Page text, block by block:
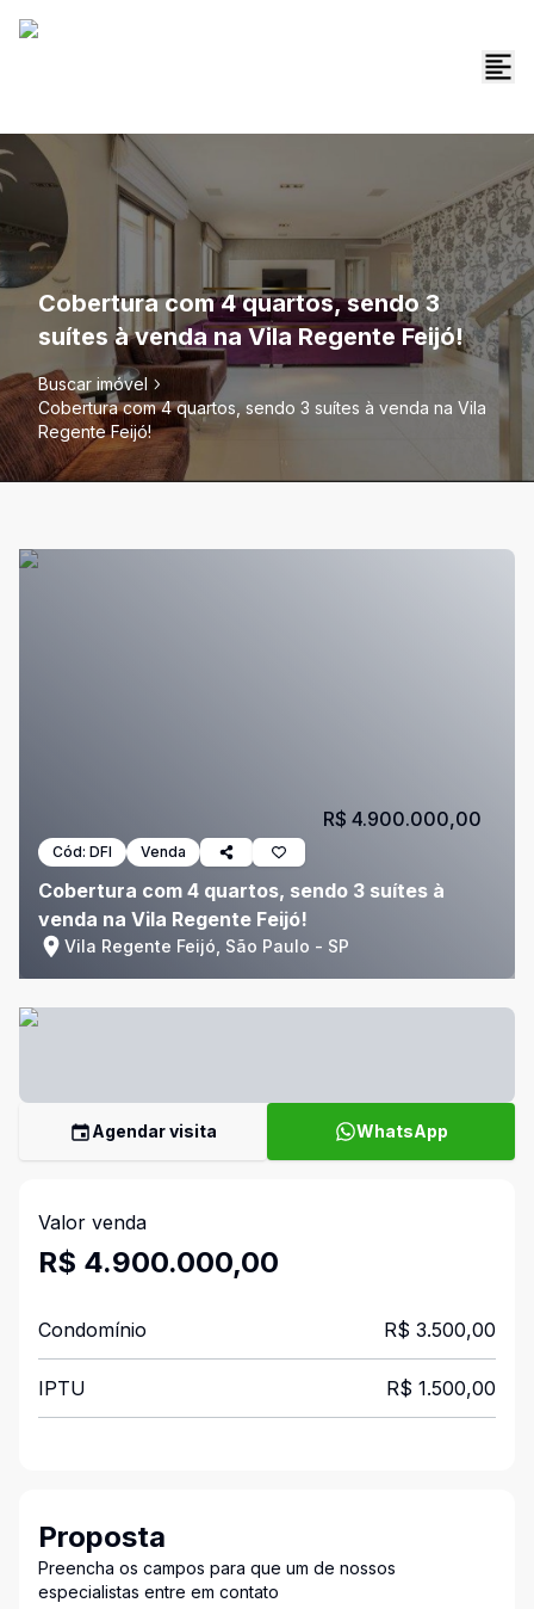
Cobertura com 4 quartos, sendo 3
suítes à venda na Vila Regente Feijó!
Buscar imóvel
Cobertura com 4 quartos, sendo 3 suítes à venda na Vila
Regente Feijó!
Cód: DFI Venda
Cobertura com 4 quartos, sendo 3 suítes à
venda na Vila Regente Feijó!
Vila Regente Feijó, São Paulo - SP
R$ 4.900.000,00
Agendar visita WhatsApp
Valor venda
R$ 4.900.000,00
Condomínio R$ 3.500,00
IPTU R$ 1.500,00
Proposta
Preencha os campos para que um de nossos
especialistas entre em contato